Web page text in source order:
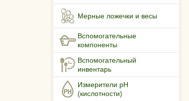
Мерные ложечки и весы
Вспомогательные
компоненты
Вспомогательный
инвентарь
Измерители pH
(кислотности)